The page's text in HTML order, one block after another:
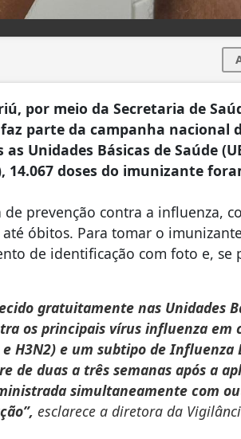
por meio da Secretaria de
parte da campanha nacional
Unidades Básicas de Saúde
14.067 doses do imunizante
prevenção contra a influenza,
óbitos. Para tomar o
de identificação com foto e, se
gratuitamente nas Unidades
os principais vírus influenza em
H3N2) e um subtipo de
de duas a três semanas após a
simultaneamente com
esclarece a diretora da